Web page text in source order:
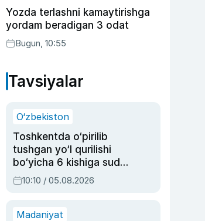
Yozda terlashni kamaytirishga
yordam beradigan 3 odat
Bugun, 10:55
Tavsiyalar
O‘zbekiston
Toshkentda o‘pirilib
tushgan yo‘l qurilishi
bo‘yicha 6 kishiga sud
hukmi o‘qildi
10:10 / 05.08.2026
Madaniyat